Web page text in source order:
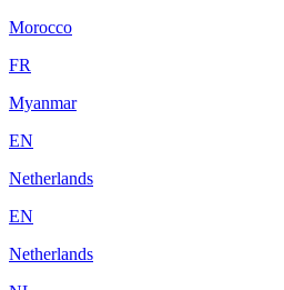
Morocco
FR
Myanmar
EN
Netherlands
EN
Netherlands